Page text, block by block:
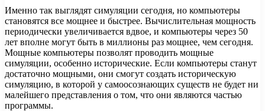
Именно так выглядят симуляции сегодня, но компьютеры
становятся все мощнее и быстрее. Вычислительная мощность
периодически увеличивается вдвое, и компьютеры через 50
лет вполне могут быть в миллионы раз мощнее, чем сегодня.
Мощные компьютеры позволят проводить мощные
симуляции, особенно исторические. Если компьютеры станут
достаточно мощными, они смогут создать историческую
симуляцию, в которой у самоосознающих существ не будет ни
малейшего представления о том, что они являются частью
программы.